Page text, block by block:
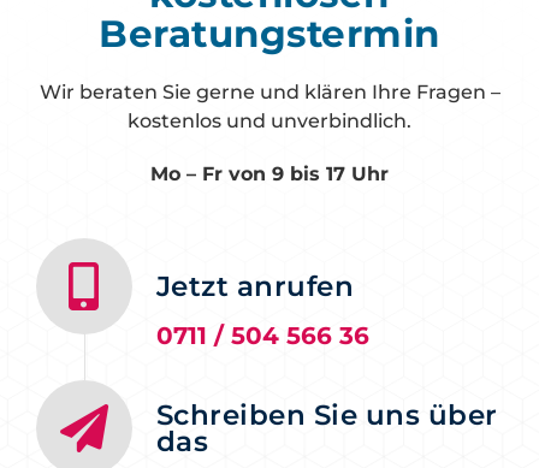
Beratungstermin
Wir beraten Sie gerne und klären Ihre Fragen –
kostenlos und unverbindlich.
Mo – Fr von 9 bis 17 Uhr
Jetzt anrufen
0711 / 504 566 36
Schreiben Sie uns über
das